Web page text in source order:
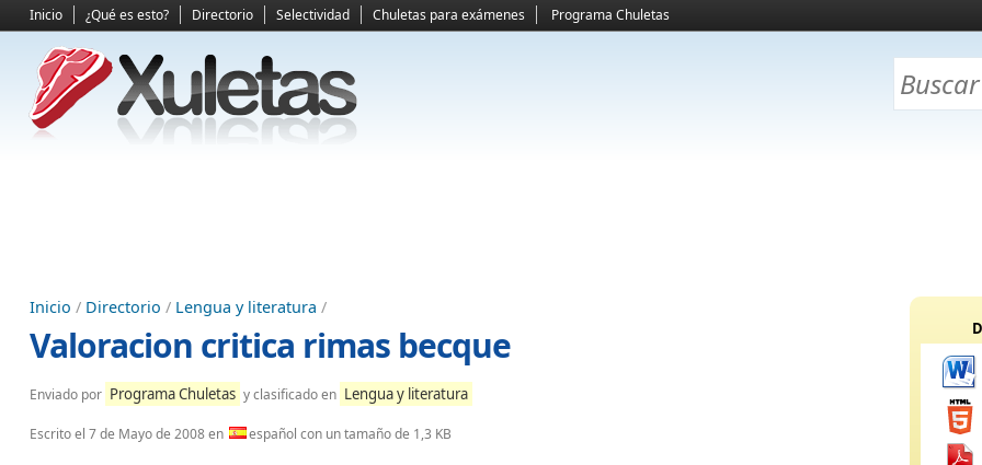
Inicio ¿Qué es esto? Directorio Selectividad Chuletas para exámenes Programa Chuletas
Inicio / Directorio / Lengua y literatura /
Valoracion critica rimas becque
Enviado por Programa Chuletas y clasificado en Lengua y literatura
Escrito el 7 de Mayo de 2008en español con un tamaño de 1,3 KB